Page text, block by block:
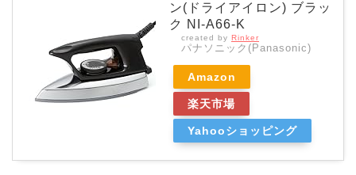
ン(ドライアイロン) ブラッ
ク NI-A66-K
created by Rinker
パナソニック(Panasonic)
Amazon
楽天市場
Yahooショッピング